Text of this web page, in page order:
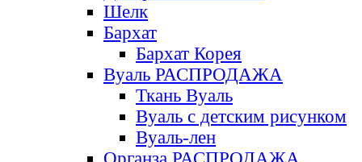
Шелк
Бархат
Бархат Корея
Вуаль РАСПРОДАЖА
Ткань Вуаль
Вуаль с детским рисунком
Вуаль-лен